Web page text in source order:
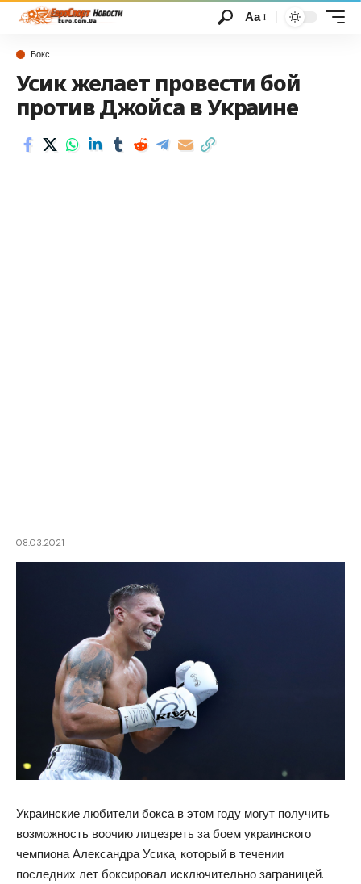
Аа
Бокс
Усик желает провести бой
против Джойса в Украине
08.03.2021
Украинские любители бокса в этом году могут получить
возможность воочию лицезреть за боем украинского
чемпиона Александра Усика, который в течении
последних лет боксировал исключительно заграницей.